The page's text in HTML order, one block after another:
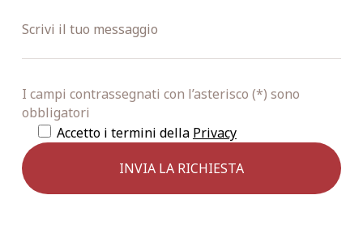
I campi contrassegnati con l’asterisco (*) sono
obbligatori
Accetto i termini della Privacy